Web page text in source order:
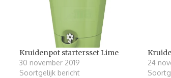
Kruidenpot startersset Lime
30 november 2019
Soortgelijk bericht
24